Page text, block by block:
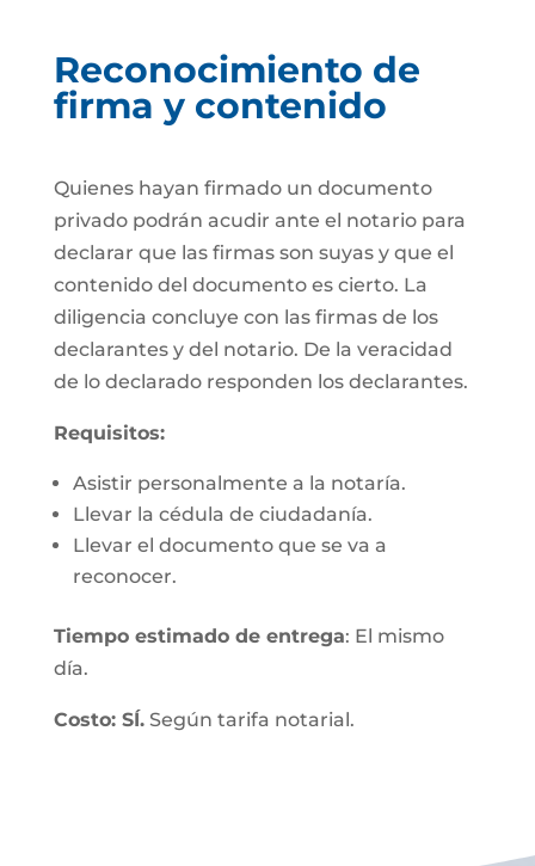
Reconocimiento de
firma y contenido
Quienes hayan firmado un documento
privado podrán acudir ante el notario para
declarar que las firmas son suyas y que el
contenido del documento es cierto. La
diligencia concluye con las firmas de los
declarantes y del notario. De la veracidad
de lo declarado responden los declarantes.
Requisitos:
Asistir personalmente a la notaría.
Llevar la cédula de ciudadanía.
Llevar el documento que se va a
reconocer.
Tiempo estimado de entrega: El mismo
día.
Costo: SÍ.Según tarifa notarial.